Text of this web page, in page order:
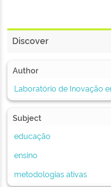
Discover
Author
Laboratório de Inovação
Subject
educação
ensino
metodologias ativas